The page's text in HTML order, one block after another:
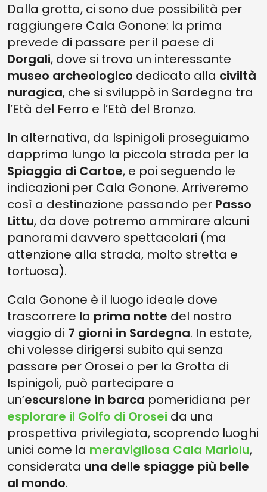
Dalla grotta, ci sono due possibilità per
raggiungere Cala Gonone: la prima
prevede di passare per il paese di
Dorgali, dove si trova un interessante
museo archeologico dedicato alla civiltà
nuragica, che si sviluppò in Sardegna tra
l’Età del Ferro e l’Età del Bronzo.
In alternativa, da Ispinigoli proseguiamo
dapprima lungo la piccola strada per la
Spiaggia di Cartoe, e poi seguendo le
indicazioni per Cala Gonone. Arriveremo
così a destinazione passando per Passo
Littu, da dove potremo ammirare alcuni
panorami davvero spettacolari (ma
attenzione alla strada, molto stretta e
tortuosa).
Cala Gonone è il luogo ideale dove
trascorrere la prima notte del nostro
viaggio di 7 giorni in Sardegna. In estate,
chi volesse dirigersi subito qui senza
passare per Orosei o per la Grotta di
Ispinigoli, può partecipare a
un’escursione in barca pomeridiana per
esplorare il Golfo di Orosei da una
prospettiva privilegiata, scoprendo luoghi
unici come la meravigliosa Cala Mariolu,
considerata una delle spiagge più belle
al mondo.